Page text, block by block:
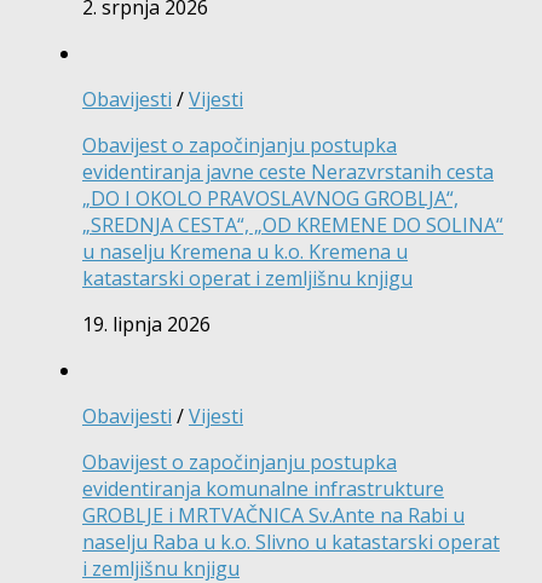
2. srpnja 2026
Obavijesti /Vijesti
Obavijest o započinjanju postupka
evidentiranja javne ceste Nerazvrstanih cesta
„DO I OKOLO PRAVOSLAVNOG GROBLJA“,
„SREDNJA CESTA“, „OD KREMENE DO SOLINA“
u naselju Kremena u k.o. Kremena u
katastarski operat i zemljišnu knjigu
19. lipnja 2026
Obavijesti /Vijesti
Obavijest o započinjanju postupka
evidentiranja komunalne infrastrukture
GROBLJE i MRTVAČNICA Sv.Ante na Rabi u
naselju Raba u k.o. Slivno u katastarski operat
i zemljišnu knjigu